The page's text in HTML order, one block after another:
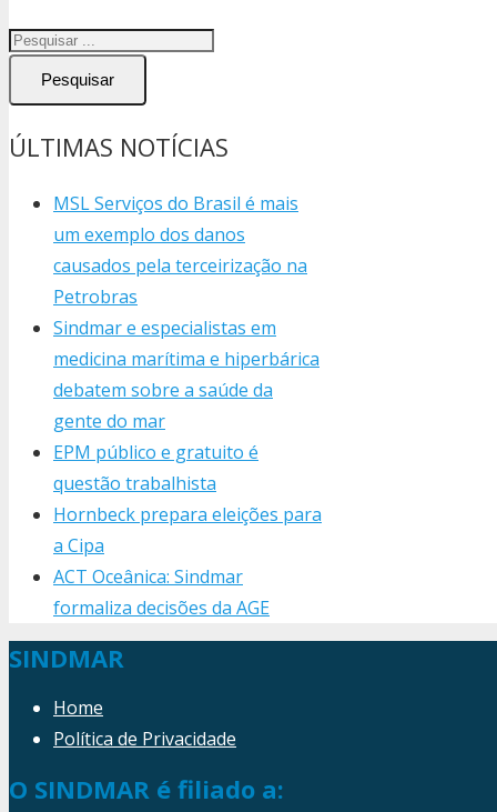
Pesquisar
ÚLTIMAS NOTÍCIAS
MSL Serviços do Brasil é mais
um exemplo dos danos
causados pela terceirização na
Petrobras
Sindmar e especialistas em
medicina marítima e hiperbárica
debatem sobre a saúde da
gente do mar
EPM público e gratuito é
questão trabalhista
Hornbeck prepara eleições para
a Cipa
ACT Oceânica: Sindmar
formaliza decisões da AGE
SINDMAR
Home
Política de Privacidade
O SINDMAR é filiado a: